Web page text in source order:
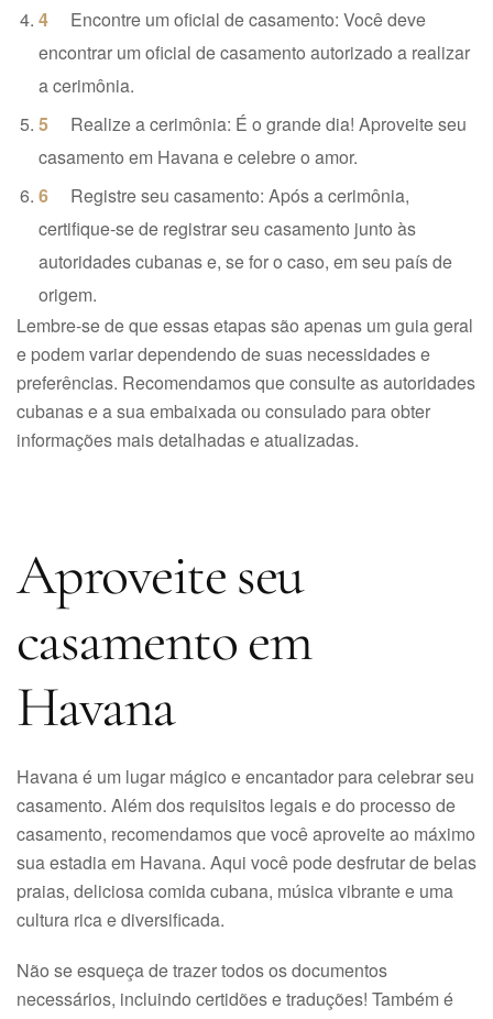
Encontre um oficial de casamento: Você deve
encontrar um oficial de casamento autorizado a realizar
a cerimônia.
Realize a cerimônia: É o grande dia! Aproveite seu
casamento em Havana e celebre o amor.
Registre seu casamento: Após a cerimônia,
certifique-se de registrar seu casamento junto às
autoridades cubanas e, se for o caso, em seu país de
origem.
Lembre-se de que essas etapas são apenas um guia geral
e podem variar dependendo de suas necessidades e
preferências. Recomendamos que consulte as autoridades
cubanas e a sua embaixada ou consulado para obter
informações mais detalhadas e atualizadas.
Aproveite seu
casamento em
Havana
Havana é um lugar mágico e encantador para celebrar seu
casamento. Além dos requisitos legais e do processo de
casamento, recomendamos que você aproveite ao máximo
sua estadia em Havana. Aqui você pode desfrutar de belas
praias, deliciosa comida cubana, música vibrante e uma
cultura rica e diversificada.
Não se esqueça de trazer todos os documentos
necessários, incluindo certidões e traduções! Também é